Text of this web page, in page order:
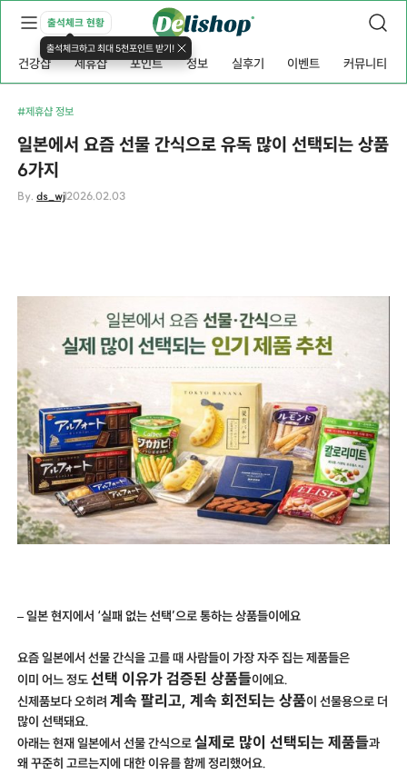
출석체크 현황
출석체크하고 최대 5천포인트 받기!
건강샵 제휴샵 포인트 정보 실후기 이벤트 커뮤니티
#제휴샵 정보
일본에서 요즘 선물 간식으로 유독 많이 선택되는 상품
6가지
By.ds_wj2026.02.03
– 일본 현지에서 ‘실패 없는 선택’으로 통하는 상품들이에요
요즘 일본에서 선물 간식을 고를 때 사람들이 가장 자주 집는 제품들은
이미 어느 정도선택 이유가 검증된 상품들이에요.
신제품보다 오히려계속 팔리고, 계속 회전되는 상품이 선물용으로 더
많이 선택돼요.
아래는 현재 일본에서 선물 간식으로실제로 많이 선택되는 제품들과
왜 꾸준히 고르는지에 대한 이유를 함께 정리했어요.